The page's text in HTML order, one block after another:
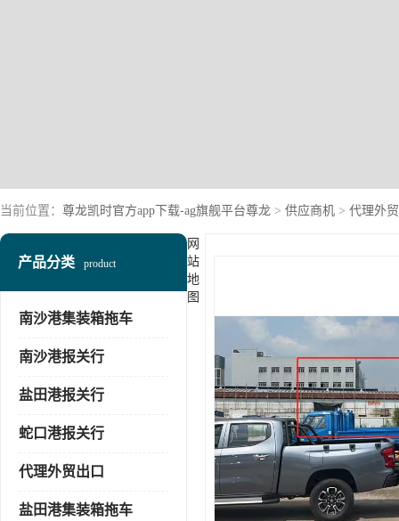
当前位置： 尊龙凯时官方app下载-ag旗舰平台尊龙 > 供应商机 > 代理外
产品分类 product
南沙港集装箱拖车
南沙港报关行
盐田港报关行
蛇口港报关行
代理外贸出口
盐田港集装箱拖车
网
站
地
图